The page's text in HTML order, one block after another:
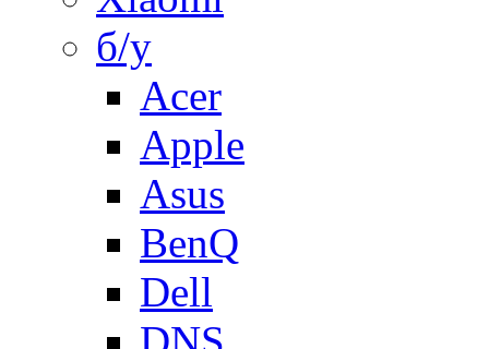
б/у
Acer
Apple
Asus
BenQ
Dell